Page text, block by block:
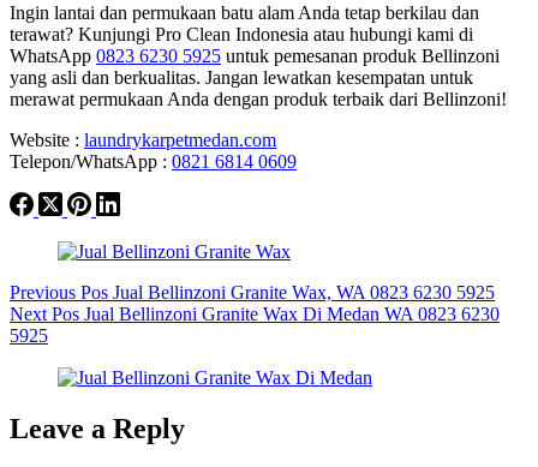
Ingin lantai dan permukaan batu alam Anda tetap berkilau dan
terawat? Kunjungi Pro Clean Indonesia atau hubungi kami di
WhatsApp 0823 6230 5925 untuk pemesanan produk Bellinzoni
yang asli dan berkualitas. Jangan lewatkan kesempatan untuk
merawat permukaan Anda dengan produk terbaik dari Bellinzoni!
Website : laundrykarpetmedan.com
Telepon/WhatsApp : 0821 6814 0609
Previous Pos Jual Bellinzoni Granite Wax, WA 0823 6230 5925
Next Pos Jual Bellinzoni Granite Wax Di Medan WA 0823 6230
5925
Leave a Reply